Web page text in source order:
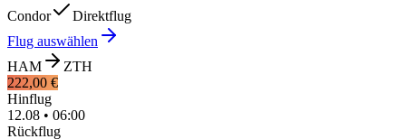
Condor
Direktflug
Flug auswählen
HAM
ZTH
222,00 €
Hinflug
12.08 • 06:00
Rückflug